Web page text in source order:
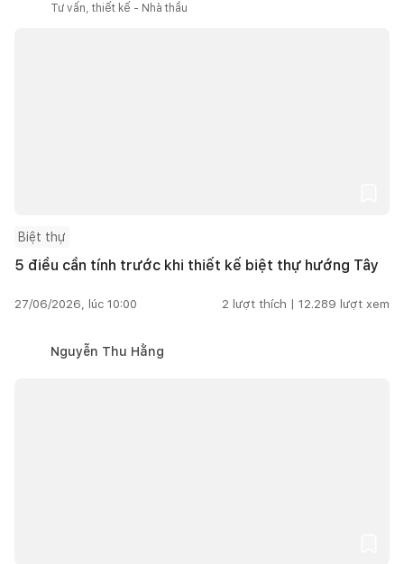
Tư vấn, thiết kế - Nhà thầu
Biệt thự
5 điều cần tính trước khi thiết kế biệt thự hướng Tây
27/06/2026, lúc 10:00 2 lượt thích | 12.289 lượt xem
Nguyễn Thu Hằng